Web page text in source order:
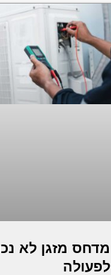
מדחס מזגן לא
לפעולה